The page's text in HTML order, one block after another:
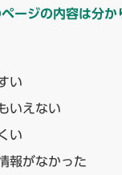
ージの内容は分か
い
いえない
い
報がなかった